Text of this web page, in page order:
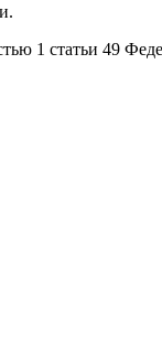
1 статьи 49